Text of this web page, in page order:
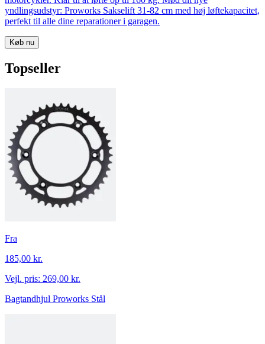
yndlingsudstyr: Proworks Sakselift 31-82 cm med høj løftekapacitet,
perfekt til alle dine reparationer i garagen.
Køb nu
Topseller
Fra
185,00 kr.
Vejl. pris: 269,00 kr.
Bagtandhjul Proworks Stål